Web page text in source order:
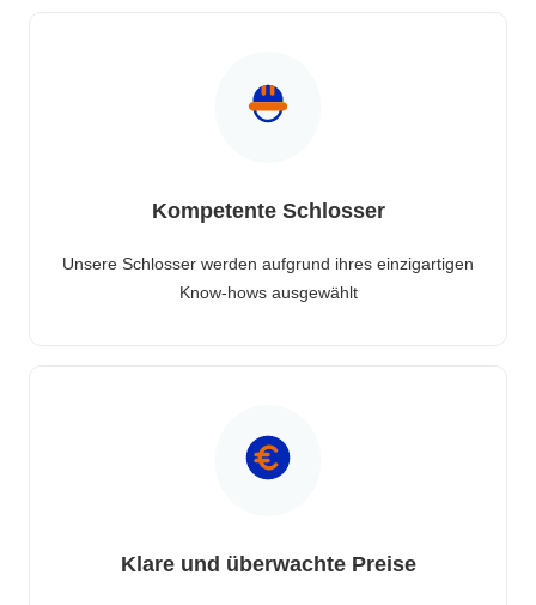
Kompetente Schlosser
Unsere Schlosser werden aufgrund ihres einzigartigen
Know-hows ausgewählt
Klare und überwachte Preise